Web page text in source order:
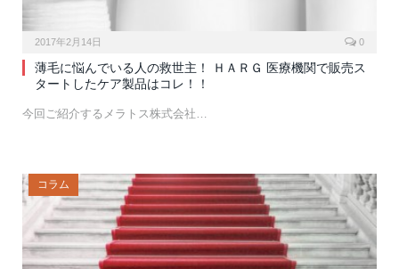
2017年2月14日 0
薄毛に悩んでいる人の救世主！ ＨＡＲＧ 医療機関で販売ス
タートしたケア製品はコレ！！
今回ご紹介するメラトス株式会社…
コラム